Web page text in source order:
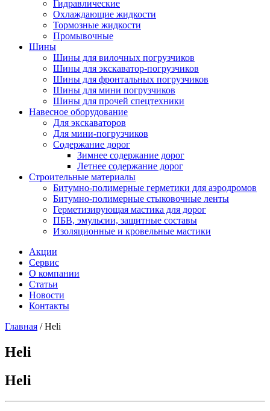
Гидравлические
Охлаждающие жидкости
Тормозные жидкости
Промывочные
Шины
Шины для вилочных погрузчиков
Шины для экскаватор-погрузчиков
Шины для фронтальных погрузчиков
Шины для мини погрузчиков
Шины для прочей спецтехники
Навесное оборудование
Для экскаваторов
Для мини-погрузчиков
Содержание дорог
Зимнее содержание дорог
Летнее содержание дорог
Строительные материалы
Битумно-полимерные герметики для аэродромов
Битумно-полимерные стыковочные ленты
Герметизирующая мастика для дорог
ПБВ, эмульсии, защитные составы
Изоляционные и кровельные мастики
Акции
Сервис
О компании
Статьи
Новости
Контакты
Главная /Heli
Heli
Heli